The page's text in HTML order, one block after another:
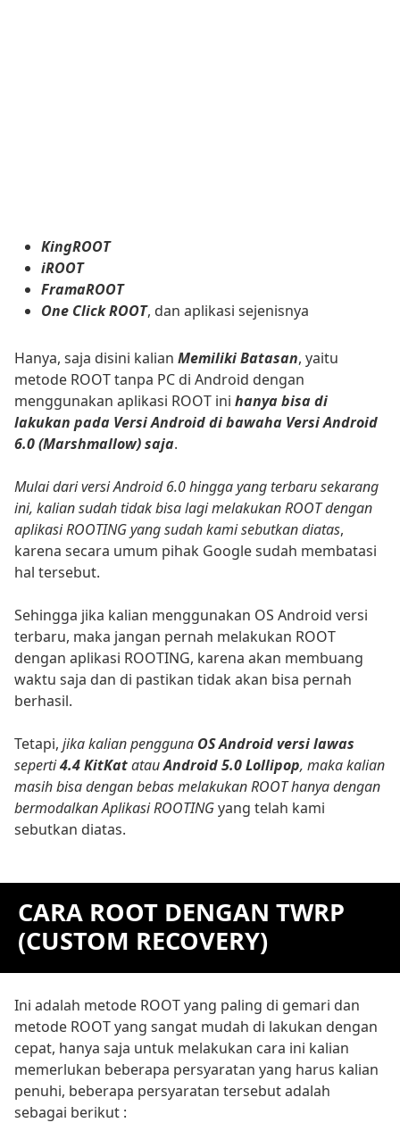
KingROOT
iROOT
FramaROOT
One Click ROOT, dan aplikasi sejenisnya
Hanya, saja disini kalian Memiliki Batasan, yaitu
metode ROOT tanpa PC di Android dengan
menggunakan aplikasi ROOT ini hanya bisa di
lakukan pada Versi Android di bawaha Versi Android
6.0 (Marshmallow) saja.
Mulai dari versi Android 6.0 hingga yang terbaru sekarang
ini, kalian sudah tidak bisa lagi melakukan ROOT dengan
aplikasi ROOTING yang sudah kami sebutkan diatas,
karena secara umum pihak Google sudah membatasi
hal tersebut.
Sehingga jika kalian menggunakan OS Android versi
terbaru, maka jangan pernah melakukan ROOT
dengan aplikasi ROOTING, karena akan membuang
waktu saja dan di pastikan tidak akan bisa pernah
berhasil.
Tetapi, jika kalian pengguna OS Android versi lawas
seperti4.4 KitKatatauAndroid 5.0 Lollipop, maka kalian
masih bisa dengan bebas melakukan ROOT hanya dengan
bermodalkan Aplikasi ROOTINGyang telah kami
sebutkan diatas.
CARA ROOT DENGAN TWRP
(CUSTOM RECOVERY)
Ini adalah metode ROOT yang paling di gemari dan
metode ROOT yang sangat mudah di lakukan dengan
cepat, hanya saja untuk melakukan cara ini kalian
memerlukan beberapa persyaratan yang harus kalian
penuhi, beberapa persyaratan tersebut adalah
sebagai berikut :